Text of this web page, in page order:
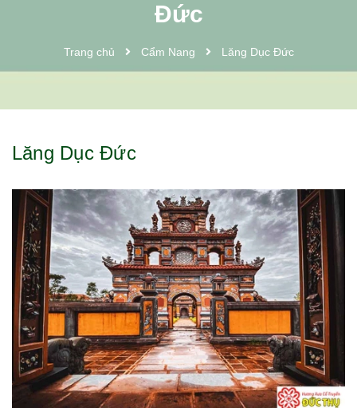
Đức
Trang chủ Cẩm Nang Lăng Dục Đức
Lăng Dục Đức